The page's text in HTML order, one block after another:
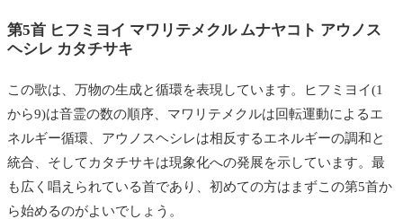
第5首 ヒフミヨイ マワリテメクル ムナヤコト アウノス
ヘシレ カタチサキ
この歌は、万物の生成と循環を表現しています。ヒフミヨイ(1
から9)は音霊の数の順序、マワリテメクルは回転運動によるエ
ネルギー循環、アウノスヘシレは相反するエネルギーの調和と
統合、そしてカタチサキは現象化への発展を示しています。最
も広く唱えられている首であり、初めての方はまずこの第5首か
ら始めるのがよいでしょう。